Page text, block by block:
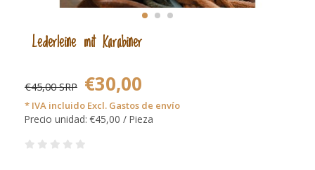
Lederleine mit Karabiner
€45,00 SRP €30,00
* IVA incluido Excl. Gastos de envío
Precio unidad: €45,00 / Pieza